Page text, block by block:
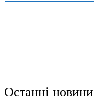
Останні новини